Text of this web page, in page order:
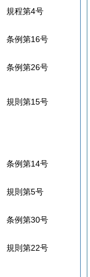
規程第4号
条例第16号
条例第26号
規則第15号
条例第14号
規則第5号
条例第30号
規則第22号